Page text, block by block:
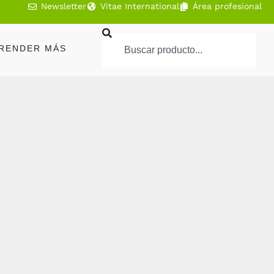
Newsletter Vitae International Área profesional
MÁS